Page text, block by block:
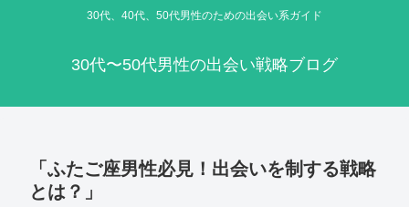
30代、40代、50代男性のための出会い系ガイド
30代〜50代男性の出会い戦略ブログ
「ふたご座男性必見！出会いを制する戦略
とは？」